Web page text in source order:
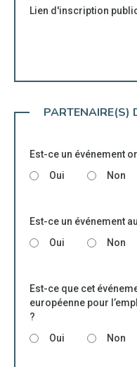
Lien d'inscription
PARTENAIRE(S)
Est-ce un événement
Oui
Non
Est-ce un événement
Oui
Non
Est-ce que cet
européenne pour
?
Oui
Non